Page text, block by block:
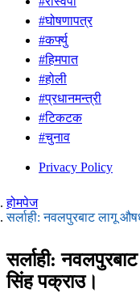
#घोषणापत्र
#कर्फ्यु
#हिमपात
#होली
#प्रधानमन्त्री
#टिकटक
#चुनाव
Privacy Policy
होमपेज
सर्लाही: नवलपुरबाट लागू
सर्लाही:
सिंह पक्राउ।